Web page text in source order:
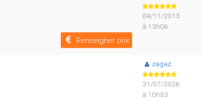
Renseigner prix
04/11/2013
à 13h06
zagaz
31/07/2026
à 10h53